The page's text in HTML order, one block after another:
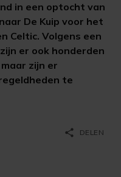
in een optocht van
De Kuip voor het
Celtic. Volgens een
er ook honderden
zijn er
te
share DELEN